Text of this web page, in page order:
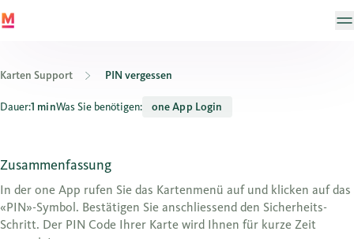
Karten Support PIN vergessen
Wo sehe ich die PIN meiner Visa Debit / Kreditkarte?
Dauer:1 minWas Sie benötigen: one App Login
Zusammenfassung
In der one App rufen Sie das Kartenmenü auf und klicken auf das
«PIN»-Symbol. Bestätigen Sie anschliessend den Sicherheits-
Schritt. Der PIN Code Ihrer Karte wird Ihnen für kurze Zeit